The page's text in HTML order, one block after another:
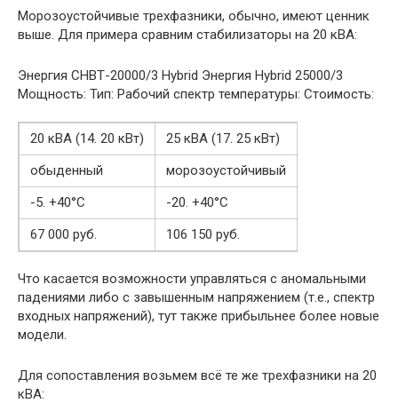
Морозоустойчивые трехфазники, обычно, имеют ценник
выше. Для примера сравним стабилизаторы на 20 кВА:
Энергия СНВТ-20000/3 Hybrid Энергия Hybrid 25000/3
Мощность: Тип: Рабочий спектр температуры: Стоимость:
20 кВA (14. 20 кВт)
25 кВA (17. 25 кВт)
обыденный
морозоустойчивый
-5. +40°С
-20. +40°С
67 000 руб.
106 150 руб.
Что касается возможности управляться с аномальными
падениями либо с завышенным напряжением (т.е., спектр
входных напряжений), тут также прибыльнее более новые
модели.
Для сопоставления возьмем всё те же трехфазники на 20
кВА: